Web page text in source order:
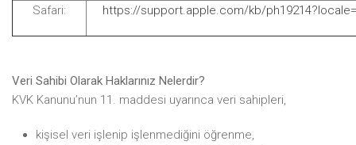
Safari: https://support.apple.com/kb/
Veri Sahibi Olarak Haklarınız Nelerdir?
KVK Kanunu’nun 11. maddesi uyarınca veri sahipleri,
kişisel veri işlenip işlenmediğini öğrenme,